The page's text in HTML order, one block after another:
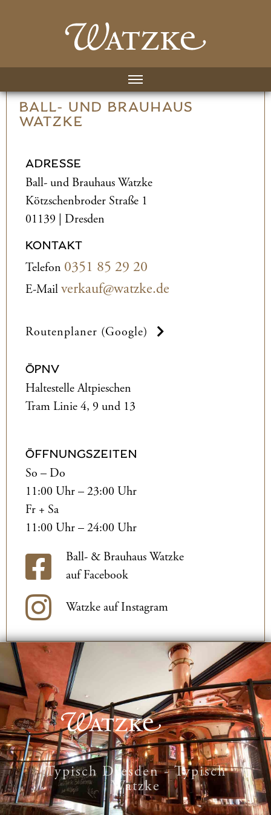
BALL- UND­ BRAUHAUS
WATZKE
ADRESSE
Ball- und­ Brauhaus Watzke
Kötzschenbroder Straße 1
01139 | Dresden
KONTAKT
Telefon 0351 85 29 20
E-Mailverkauf@watzke.de
Routenplaner (Google)
ÖPNV
Haltestelle Altpieschen
Tram Linie 4, 9 und 13
ÖFFNUNGSZEITEN
So – Do
11:00 Uhr – 23:00 Uhr
Fr + Sa
11:00 Uhr – 24:00 Uhr
Ball- & Brauhaus Watzke
auf Facebook
Watzke auf Instagram
Typisch Dresden - Typisch
Watzke